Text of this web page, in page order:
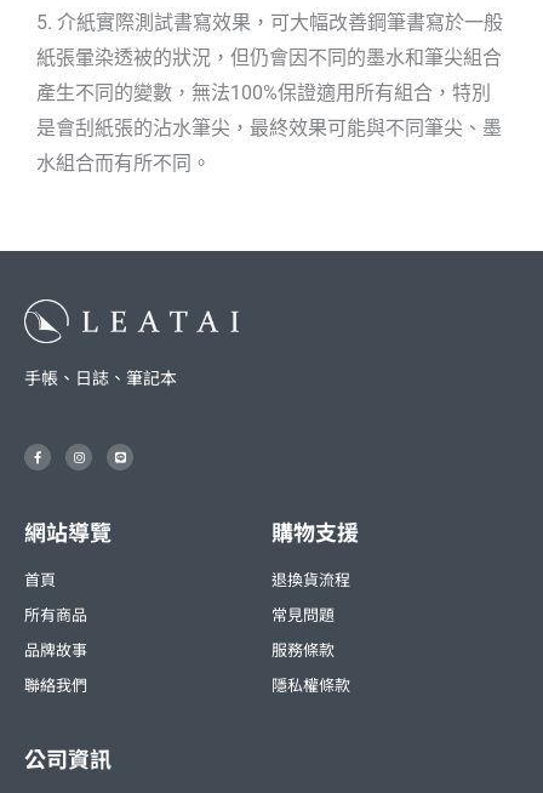
5. 介紙實際測試書寫效果，可大幅改善鋼筆書寫於一般
紙張暈染透被的狀況，但仍會因不同的墨水和筆尖組合
產生不同的變數，無法100%保證適用所有組合，特別
是會刮紙張的沾水筆尖，最終效果可能與不同筆尖、墨
水組合而有所不同。
手帳、日誌、筆記本
F
a
c
k
-
I
n
s
r
a
m
L
i
n
網站導覽
首頁
所有商品
品牌故事
聯絡我們
購物支援
退換貨流程
常見問題
服務條款
隱私權條款
公司資訊